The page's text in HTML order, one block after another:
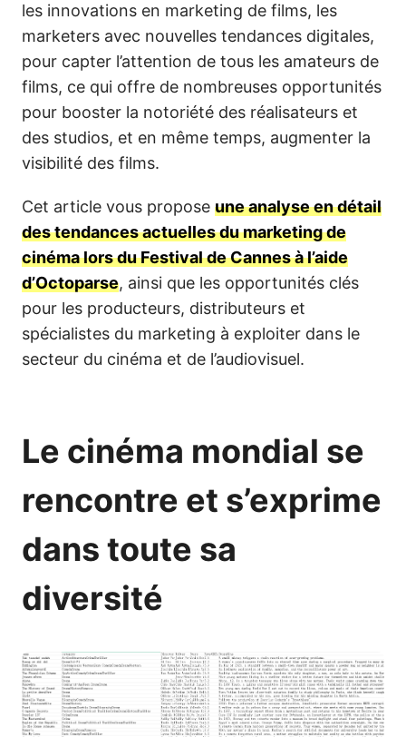
les innovations en marketing de films, les
marketers avec nouvelles tendances digitales,
pour capter l’attention de tous les amateurs de
films, ce qui offre de nombreuses opportunités
pour booster la notoriété des réalisateurs et
des studios, et en même temps, augmenter la
visibilité des films.
Cet article vous propose une analyse en détail
des tendances actuelles du marketing de
cinéma lors du Festival de Cannes à l’aide
d’Octoparse, ainsi que les opportunités clés
pour les producteurs, distributeurs et
spécialistes du marketing à exploiter dans le
secteur du cinéma et de l’audiovisuel.
Le cinéma mondial se
rencontre et s’exprime
dans toute sa
diversité